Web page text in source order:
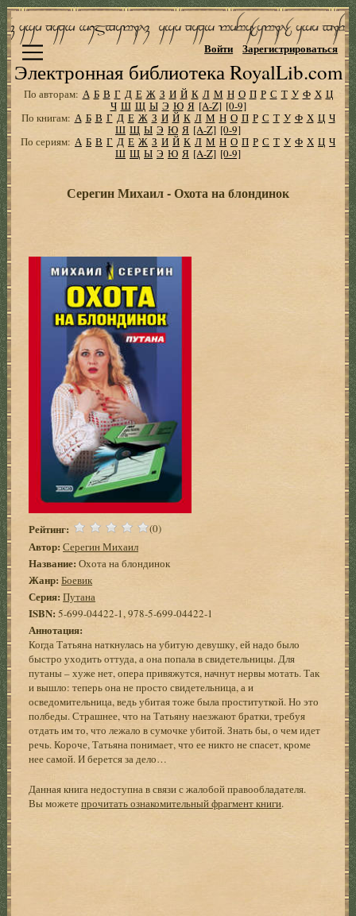
Электронная библиотека RoyalLib.com
Войти Зарегистрироваться
По авторам: А Б В Г Д Е Ж З И Й К Л М Н О П Р С Т У Ф Х Ц
Ч Ш Щ Ы Э Ю Я [A-Z] [0-9]
По книгам: А Б В Г Д Е Ж З И Й К Л М Н О П Р С Т У Ф Х Ц Ч
Ш Щ Ы Э Ю Я [A-Z] [0-9]
По сериям: А Б В Г Д Е Ж З И Й К Л М Н О П Р С Т У Ф Х Ц Ч
Ш Щ Ы Э Ю Я [A-Z] [0-9]
Серегин Михаил - Охота на блондинок
Рейтинг: (0)
Автор: Серегин Михаил
Название: Охота на блондинок
Жанр: Боевик
Серия: Путана
ISBN: 5-699-04422-1, 978-5-699-04422-1
Аннотация:
Когда Татьяна наткнулась на убитую девушку, ей надо было
быстро уходить оттуда, а она попала в свидетельницы. Для
путаны – хуже нет, опера привяжутся, начнут нервы мотать. Так
и вышло: теперь она не просто свидетельница, а и
осведомительница, ведь убитая тоже была проституткой. Но это
полбеды. Страшнее, что на Татьяну наезжают братки, требуя
отдать им то, что лежало в сумочке убитой. Знать бы, о чем идет
речь. Короче, Татьяна понимает, что ее никто не спасет, кроме
нее самой. И берется за дело…
Данная книга недоступна в связи с жалобой правообладателя.
Вы можетепрочитать ознакомительный фрагмент книги.